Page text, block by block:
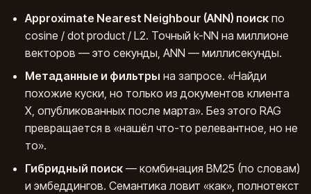
Approximate Nearest Neighbour (ANN) поиск по
cosine / dot product / L2. Точный k-NN на миллионе
векторов — это секунды, ANN — миллисекунды.
Метаданные и фильтры на запросе. «Найди
похожие куски, но только из документов клиента
X, опубликованных после марта». Без этого RAG
превращается в «нашёл что-то релевантное, но не
то».
Гибридный поиск — комбинация BM25 (по словам)
и эмбеддингов. Семантика ловит «как», полнотекст